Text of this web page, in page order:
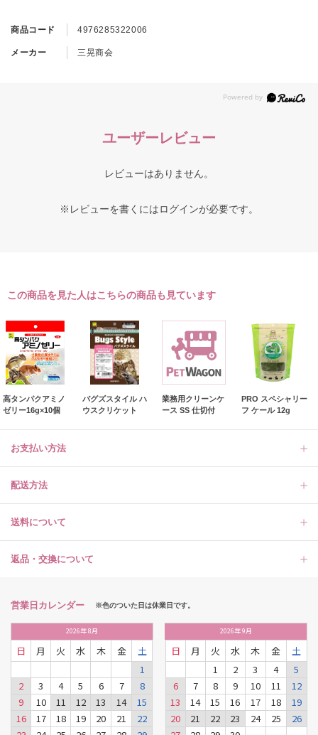
商品コード 4976285322006
メーカー 三晃商会
ユーザーレビュー
レビューはありません。
※レビューを書くにはログインが必要です。
この商品を見た人はこちらの商品も見ています
高タンパクアミノ
ゼリー16g×10個
バグズスタイル ハ
ウスクリケット
業務用クリーンケ
ース SS 仕切付
PRO スペシャリー
フ ケール 12g
お支払い方法
配送方法
送料について
返品・交換について
営業日カレンダー ※色のついた日は休業日です。
2026年8月
日 月 火 水 木 金
土
1
2
3 4 5 6 7
8
9
10 11 12 13 14
15
16
17 18 19 20 21
22
2026年9月
日 月 火 水 木 金
土
1
2 3 4
5
6
7 8 9 10 11
12
13
14 15 16 17 18
19
20
21 22 23 24 25
26